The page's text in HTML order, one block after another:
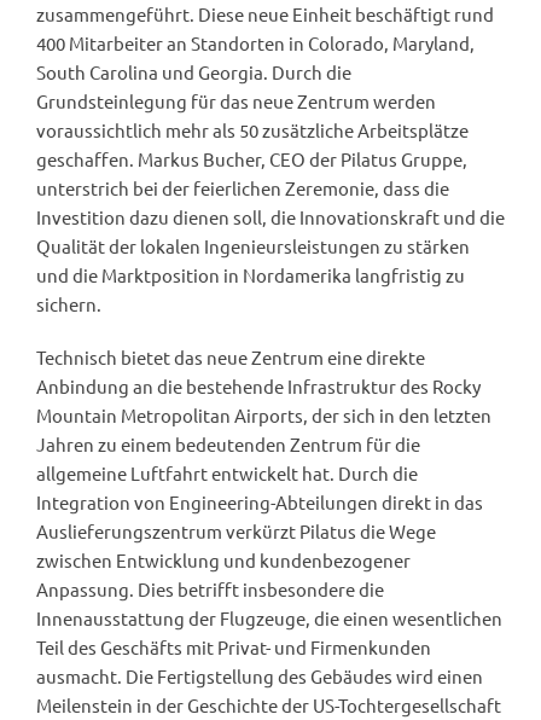
zusammengeführt. Diese neue Einheit beschäftigt rund
400 Mitarbeiter an Standorten in Colorado, Maryland,
South Carolina und Georgia. Durch die
Grundsteinlegung für das neue Zentrum werden
voraussichtlich mehr als 50 zusätzliche Arbeitsplätze
geschaffen. Markus Bucher, CEO der Pilatus Gruppe,
unterstrich bei der feierlichen Zeremonie, dass die
Investition dazu dienen soll, die Innovationskraft und die
Qualität der lokalen Ingenieursleistungen zu stärken
und die Marktposition in Nordamerika langfristig zu
sichern.
Technisch bietet das neue Zentrum eine direkte
Anbindung an die bestehende Infrastruktur des Rocky
Mountain Metropolitan Airports, der sich in den letzten
Jahren zu einem bedeutenden Zentrum für die
allgemeine Luftfahrt entwickelt hat. Durch die
Integration von Engineering-Abteilungen direkt in das
Auslieferungszentrum verkürzt Pilatus die Wege
zwischen Entwicklung und kundenbezogener
Anpassung. Dies betrifft insbesondere die
Innenausstattung der Flugzeuge, die einen wesentlichen
Teil des Geschäfts mit Privat- und Firmenkunden
ausmacht. Die Fertigstellung des Gebäudes wird einen
Meilenstein in der Geschichte der US-Tochtergesellschaft